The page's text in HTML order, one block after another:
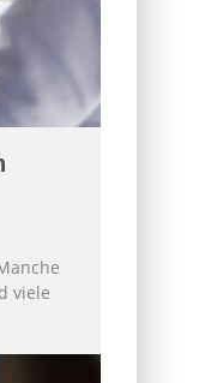
viele